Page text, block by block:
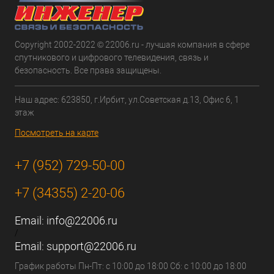
Copyright 2002-2022 © 22006.ru - лучшая компания в сфере
спутникового и цифрового телевидения, связь и
безопасность. Все права защищены.
Наш адрес: 623850, г.Ирбит, ул.Советская д.13, Офис 6, 1
этаж
Посмотреть на карте
+7 (952) 729-50-00
+7 (34355) 2-20-06
Email: info@22006.ru
/
Email: support@22006.ru
График работы Пн-Пт: с 10:00 до 18:00 Сб: с 10:00 до 18:00